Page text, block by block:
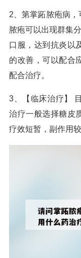
2、第掌跖脓疱病，
脓疱可以出现群集
口服，达到抗炎以
的改善，可以配合
配合治疗。
3、【临床治疗】
治疗一般选择糖皮
疗效短暂，副作用较